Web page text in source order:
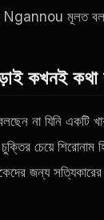
মূলত
কখনই কথা
না যিনি একটি
চেয়ে
জন্য